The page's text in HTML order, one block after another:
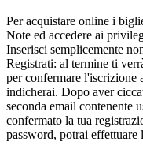
Per acquistare online i
Note ed accedere ai
Inserisci semplicemente
Registrati: al termine ti
per confermare l'iscrizione
indicherai. Dopo aver
seconda email contenente
confermato la tua
password, potrai effettuare